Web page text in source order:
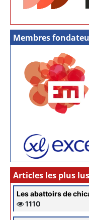
Membres
Articles les plus
Les abattoirs de
1110